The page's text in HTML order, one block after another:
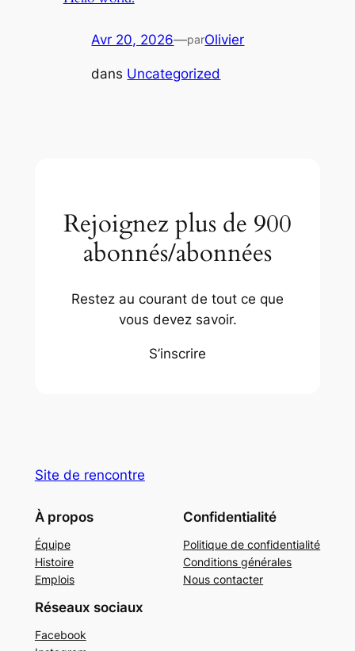
Avr 20, 2026—parOlivier
dans Uncategorized
Rejoignez plus de 900
abonnés/abonnées
Restez au courant de tout ce que
vous devez savoir.
S’inscrire
Site de rencontre
À propos
Équipe
Histoire
Emplois
Confidentialité
Politique de confidentialité
Conditions générales
Nous contacter
Réseaux sociaux
Facebook